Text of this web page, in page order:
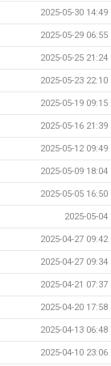
2025-05-30 14:49
2025-05-29 06:55
2025-05-25 21:24
2025-05-23 22:10
2025-05-19 09:15
2025-05-16 21:39
2025-05-12 09:49
2025-05-09 18:04
2025-05-05 16:50
2025-05-04
2025-04-27 09:42
2025-04-27 09:34
2025-04-21 07:37
2025-04-20 17:58
2025-04-13 06:48
2025-04-10 23:06